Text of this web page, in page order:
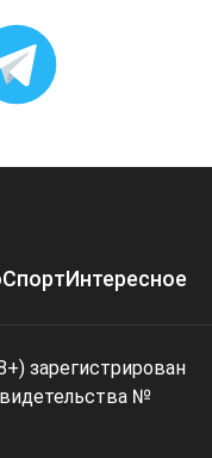
СпортИнтересное
зарегистрирован
№